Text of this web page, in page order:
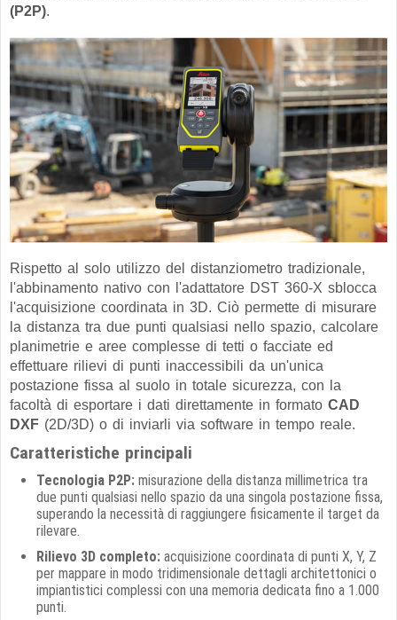
(P2P).
Rispetto al solo utilizzo del distanziometro tradizionale,
l'abbinamento nativo con l'adattatore DST 360-X sblocca
l'acquisizione coordinata in 3D. Ciò permette di misurare
la distanza tra due punti qualsiasi nello spazio, calcolare
planimetrie e aree complesse di tetti o facciate ed
effettuare rilievi di punti inaccessibili da un'unica
postazione fissa al suolo in totale sicurezza, con la
facoltà di esportare i dati direttamente in formato CAD
DXF (2D/3D) o di inviarli via software in tempo reale.
Caratteristiche principali
Tecnologia P2P: misurazione della distanza millimetrica tra
due punti qualsiasi nello spazio da una singola postazione fissa,
superando la necessità di raggiungere fisicamente il target da
rilevare.
Rilievo 3D completo: acquisizione coordinata di punti X, Y, Z
per mappare in modo tridimensionale dettagli architettonici o
impiantistici complessi con una memoria dedicata fino a 1.000
punti.